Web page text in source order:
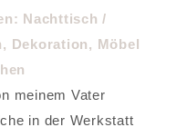
meinem Vater
in der Werkstatt